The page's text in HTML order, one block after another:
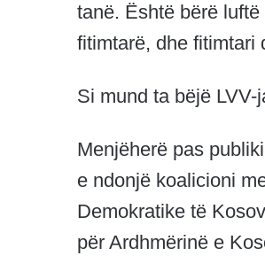
tanë. Është bërë
fitimtarë, dhe fitimtari
Si mund ta bëjë
Menjëherë pas
e ndonjë koalicioni
Demokratike të
për Ardhmërinë e